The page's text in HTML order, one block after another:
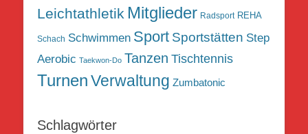
Leichtathletik Mitglieder Radsport REHA
Schach Schwimmen Sport Sportstätten Step
Aerobic Taekwon-Do Tanzen Tischtennis
TurnenVerwaltung Zumbatonic
Schlagwörter